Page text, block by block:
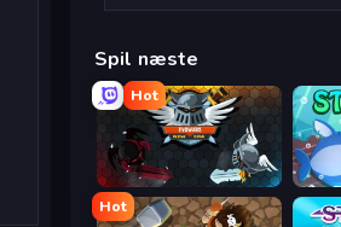
Spil næste
Hot
EvoWars.io
Hot